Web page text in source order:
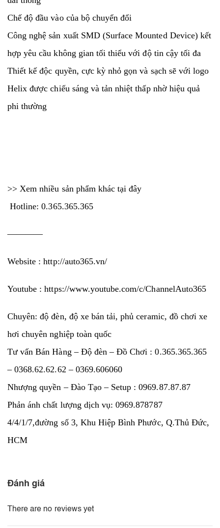
Chế độ đầu vào của bộ chuyển đổi
Công nghệ sản xuất SMD (Surface Mounted Device) kết
hợp yêu cầu không gian tối thiểu với độ tin cậy tối đa
Thiết kế độc quyền, cực kỳ nhỏ gọn và sạch sẽ với logo
Helix được chiếu sáng và tản nhiệt thấp nhờ hiệu quả
phi thường
>> Xem nhiều sản phẩm kháctại đây
Hotline: 0.365.365.365
————
Website :http://auto365.vn/
Youtube :https://www.youtube.com/c/ChannelAuto365
Chuyên: độ đèn, độ xe bán tải, phủ ceramic, đồ chơi xe
hơi chuyên nghiệp toàn quốc
Tư vấn Bán Hàng – Độ đèn – Đồ Chơi : 0.365.365.365
– 0368.62.62.62 – 0369.606060
Nhượng quyền – Đào Tạo – Setup : 0969.87.87.87
Phản ánh chất lượng dịch vụ: 0969.878787
4/4/1/7,đường số 3, Khu Hiệp Bình Phước, Q.Thủ Đức,
HCM
Đánh giá
There are no reviews yet